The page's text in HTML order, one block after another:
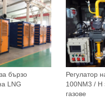
бързо
LNG
Регулатор
100NM3 /
газове